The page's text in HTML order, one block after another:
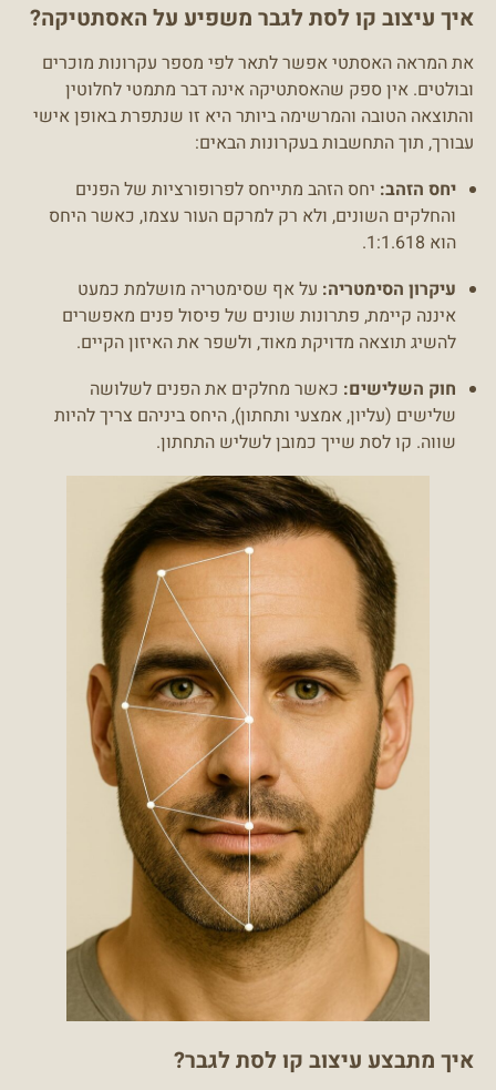
איך עיצוב קו לסת לגבר משפיע על האסתטיקה?
את המראה האסתטי אפשר לתאר לפי מספר עקרונות מוכרים
ובולטים. אין ספק שהאסתטיקה אינה דבר מתמטי לחלוטין
והתוצאה הטובה והמרשימה ביותר היא זו שנתפרת באופן אישי
עבורך, תוך התחשבות בעקרונות הבאים:
יחס הזהב: יחס הזהב מתייחס לפרופורציות של הפנים
והחלקים השונים, ולא רק למרקם העור עצמו, כאשר היחס
הוא 1:1.618.
עיקרון הסימטריה: על אף שסימטריה מושלמת כמעט
איננה קיימת, פתרונות שונים של פיסול פנים מאפשרים
להשיג תוצאה מדויקת מאוד, ולשפר את האיזון הקיים.
חוק השלישים: כאשר מחלקים את הפנים לשלושה
שלישים (עליון, אמצעי ותחתון), היחס ביניהם צריך להיות
שווה. קו לסת שייך כמובן לשליש התחתון.
איך מתבצע עיצוב קו לסת לגבר?